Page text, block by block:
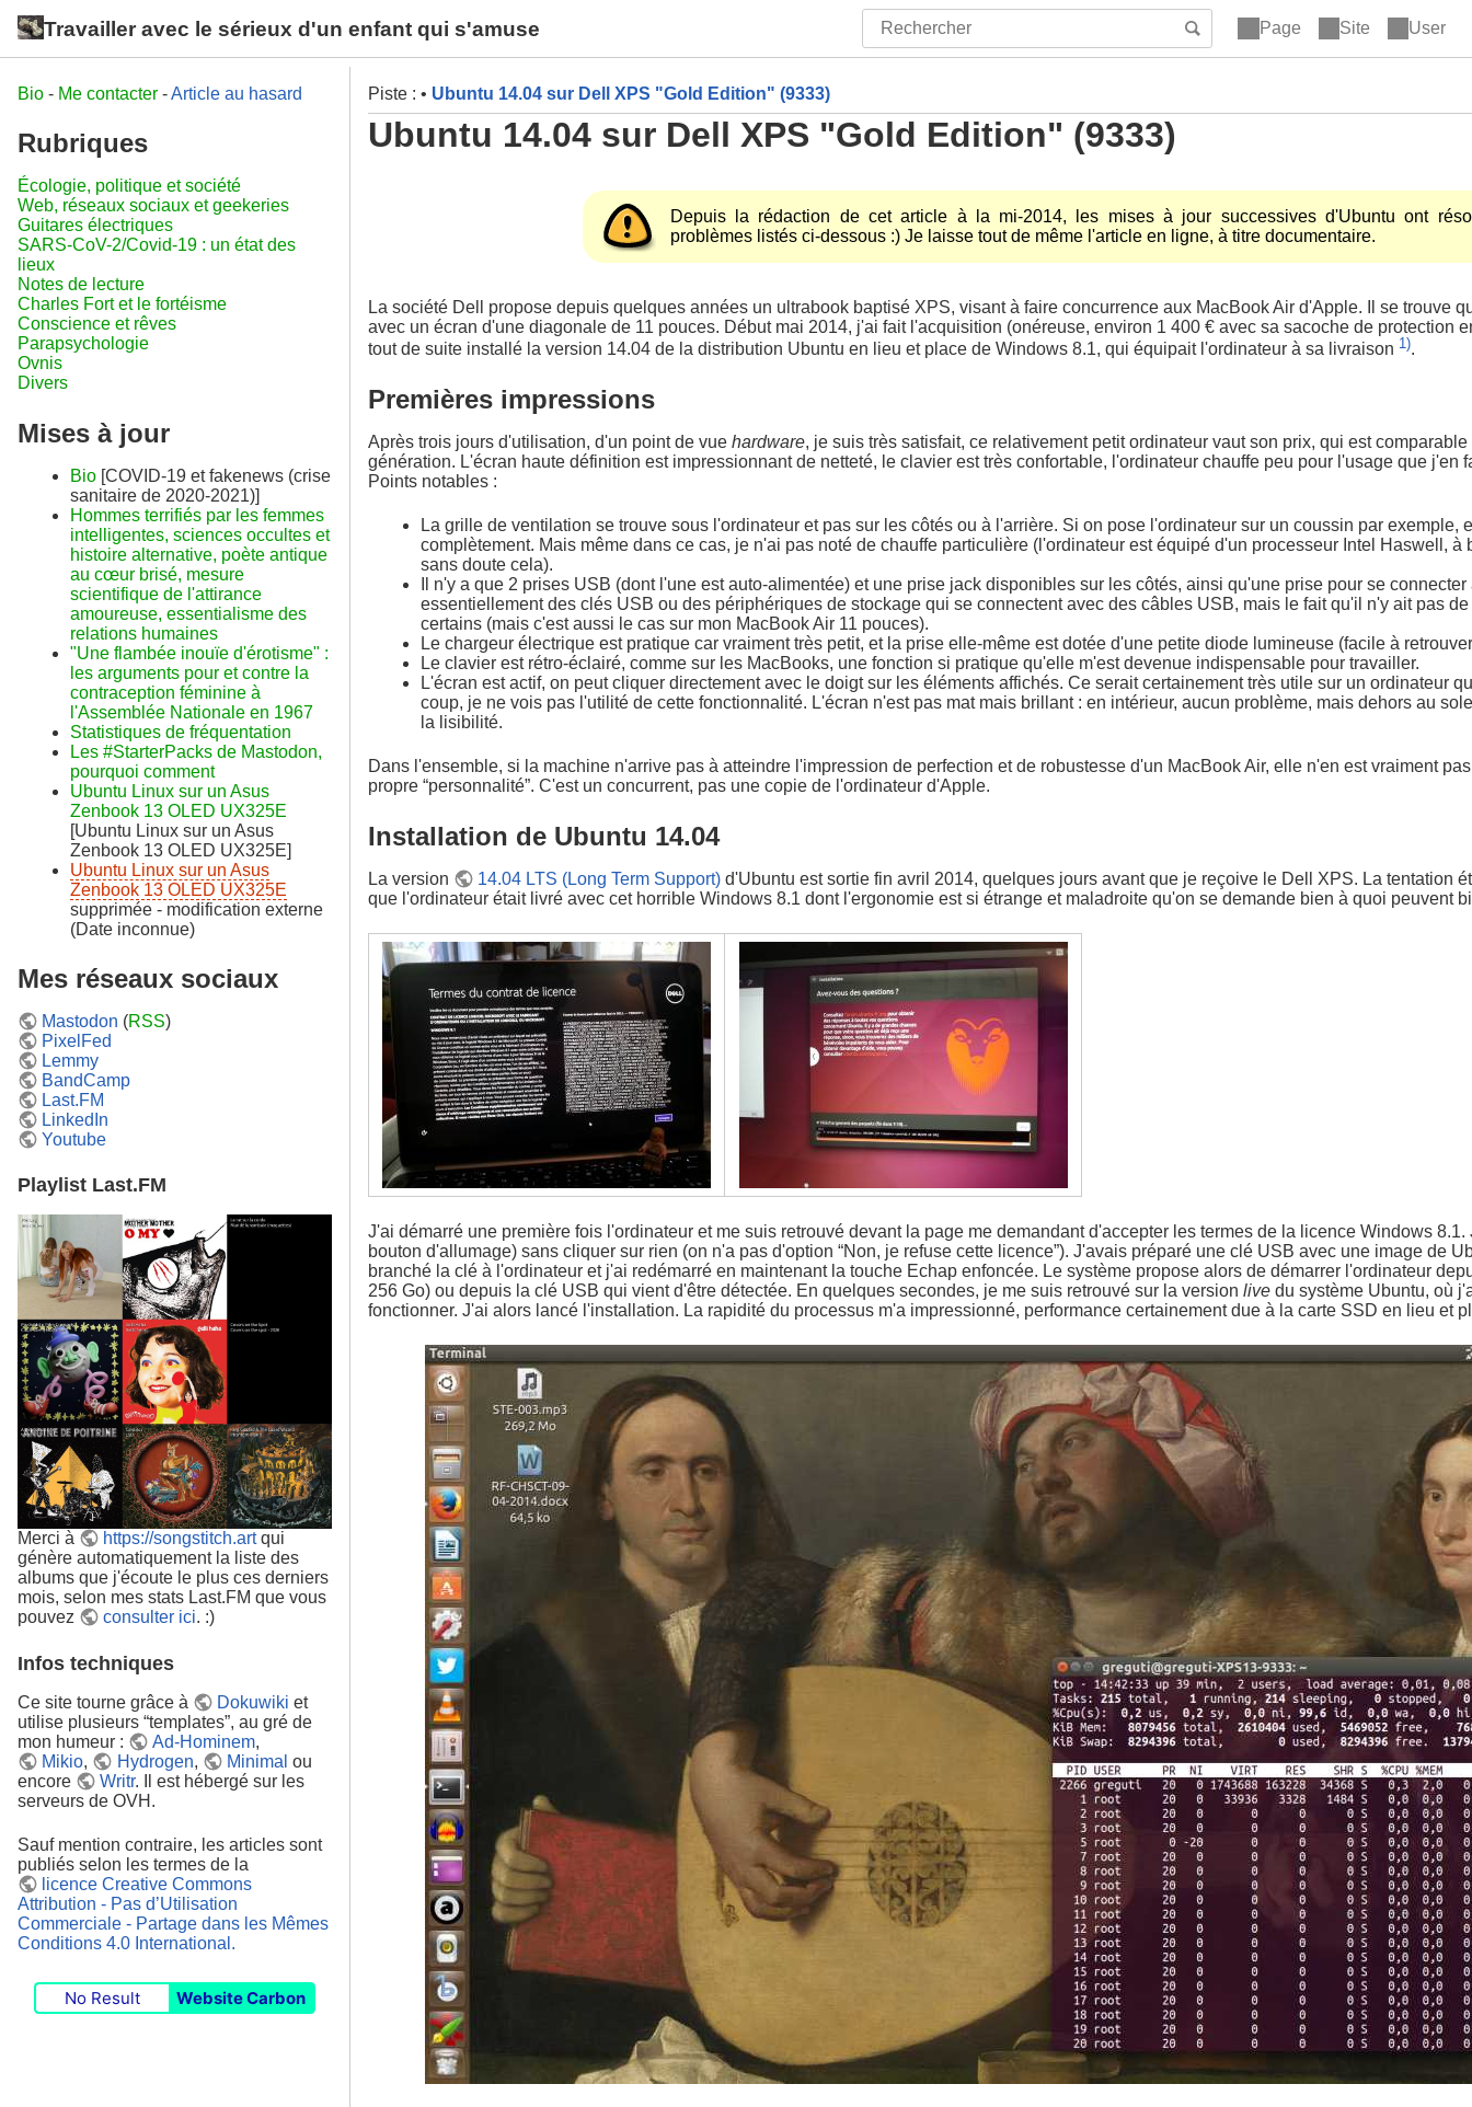
Travailler avec le sérieux d'un enfant qui s'amuse Page Site User
Bio - Me contacter -Article au hasard
Rubriques
Écologie, politique et société
Web, réseaux sociaux et geekeries
Guitares électriques
SARS-CoV-2/Covid-19 : un état des
lieux
Notes de lecture
Charles Fort et le fortéisme
Conscience et rêves
Parapsychologie
Ovnis
Divers
Mises à jour
Bio [COVID-19 et fakenews (crise
sanitaire de 2020-2021)]
Hommes terrifiés par les femmes
intelligentes, sciences occultes et
histoire alternative, poète antique
au cœur brisé, mesure
scientifique de l'attirance
amoureuse, essentialisme des
relations humaines
"Une flambée inouïe d'érotisme" :
les arguments pour et contre la
contraception féminine à
l'Assemblée Nationale en 1967
Statistiques de fréquentation
Les #StarterPacks de Mastodon,
pourquoi comment
Ubuntu Linux sur un Asus
Zenbook 13 OLED UX325E
[Ubuntu Linux sur un Asus
Zenbook 13 OLED UX325E]
Ubuntu Linux sur un Asus
Zenbook 13 OLED UX325E
supprimée - modification externe
(Date inconnue)
Mes réseaux sociaux
Mastodon (RSS)
PixelFed
Lemmy
BandCamp
Last.FM
LinkedIn
Youtube
Playlist Last.FM
Merci à https://songstitch.artqui
génère automatiquement la liste des
albums que j'écoute le plus ces derniers
mois, selon mes stats Last.FM que vous
pouvez
consulter ici. :)
Infos techniques
Ce site tourne grâce à Dokuwiki et
utilise plusieurs “templates”, au gré de
mon humeur :
Ad-Hominem,
Mikio, Hydrogen, Minimal ou
encore
Writr. Il est hébergé sur les
serveurs de OVH.
Sauf mention contraire, les articles sont
publiés selon les termes de la
licence Creative Commons
Attribution - Pas d’Utilisation
Commerciale - Partage dans les Mêmes
Conditions 4.0 International .
No Result Website Carbon
Piste : • Ubuntu 14.04 sur Dell XPS "Gold Edition" (9333)
Ubuntu 14.04 sur Dell XPS "Gold Edition" (9333)
Depuis la rédaction de cet article à la mi-2014, les mises à jour successives d'Ubuntu ont
problèmes listés ci-dessous :) Je laisse tout de même l'article en ligne, à titre documentaire.
La société Dell propose depuis quelques années un ultrabook baptisé XPS, visant à faire concurrence aux MacBook Air d'Apple. Il se trouve
avec un écran d'une diagonale de 11 pouces. Début mai 2014, j'ai fait l'acquisition (onéreuse, environ 1 400 € avec sa sacoche de protection
tout de suite installé la version 14.04 de la distribution Ubuntu en lieu et place de Windows 8.1, qui équipait l'ordinateur à sa livraison 1).
Premières impressions
Après trois jours d'utilisation, d'un point de vue hardware, je suis très satisfait, ce relativement petit ordinateur vaut son prix, qui est
génération. L'écran haute définition est impressionnant de netteté, le clavier est très confortable, l'ordinateur chauffe peu pour l'usage que j'en
Points notables :
La grille de ventilation se trouve sous l'ordinateur et pas sur les côtés ou à l'arrière. Si on pose l'ordinateur sur un coussin par exemple,
complètement. Mais même dans ce cas, je n'ai pas noté de chauffe particulière (l'ordinateur est équipé d'un processeur Intel Haswell,
sans doute cela).
Il n'y a que 2 prises USB (dont l'une est auto-alimentée) et une prise jack disponibles sur les côtés, ainsi qu'une prise pour se
essentiellement des clés USB ou des périphériques de stockage qui se connectent avec des câbles USB, mais le fait qu'il n'y ait pas
certains (mais c'est aussi le cas sur mon MacBook Air 11 pouces).
Le chargeur électrique est pratique car vraiment très petit, et la prise elle-même est dotée d'une petite diode lumineuse (facile à
Le clavier est rétro-éclairé, comme sur les MacBooks, une fonction si pratique qu'elle m'est devenue indispensable pour travailler.
L'écran est actif, on peut cliquer directement avec le doigt sur les éléments affichés. Ce serait certainement très utile sur un ordinateur
coup, je ne vois pas l'utilité de cette fonctionnalité. L'écran n'est pas mat mais brillant : en intérieur, aucun problème, mais dehors au
la lisibilité.
Dans l'ensemble, si la machine n'arrive pas à atteindre l'impression de perfection et de robustesse d'un MacBook Air, elle n'en est vraiment
propre “personnalité”. C'est un concurrent, pas une copie de l'ordinateur d'Apple.
Installation de Ubuntu 14.04
La version 14.04 LTS (Long Term Support) d'Ubuntu est sortie fin avril 2014, quelques jours avant que je reçoive le Dell XPS. La tentation
que l'ordinateur était livré avec cet horrible Windows 8.1 dont l'ergonomie est si étrange et maladroite qu'on se demande bien à quoi peuvent
J'ai démarré une première fois l'ordinateur et me suis retrouvé devant la page me demandant d'accepter les termes de la licence Windows
bouton d'allumage) sans cliquer sur rien (on n'a pas d'option “Non, je refuse cette licence”). J'avais préparé une clé USB avec une image de
branché la clé à l'ordinateur et j'ai redémarré en maintenant la touche Echap enfoncée. Le système propose alors de démarrer l'ordinateur
256 Go) ou depuis la clé USB qui vient d'être détectée. En quelques secondes, je me suis retrouvé sur la version live du système Ubuntu, où
fonctionner. J'ai alors lancé l'installation. La rapidité du processus m'a impressionné, performance certainement due à la carte SSD en lieu et